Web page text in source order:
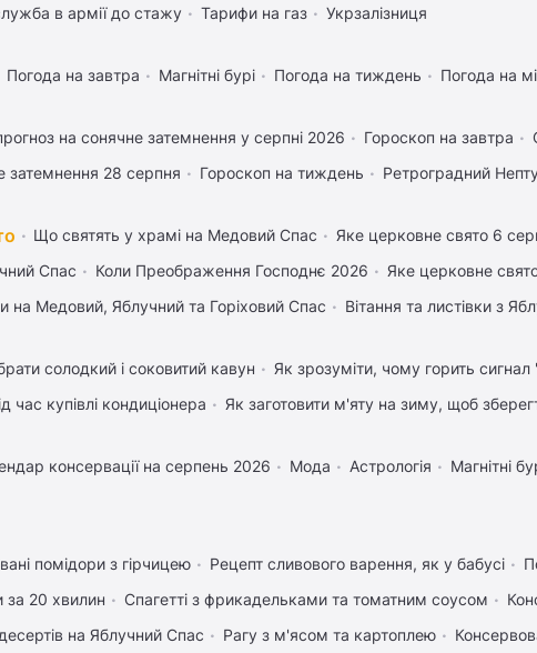
в армії до стажу
Тарифи на газ Укрзалізниця
Погода на завтра Магнітні бурі Погода на тиждень Погода на
на сонячне затемнення у серпні 2026 Гороскоп на завтра
затемнення 28 серпня
Гороскоп на тиждень Ретроградний
Що святять у храмі на Медовий Спас Яке церковне свято 6
Спас
Коли Преображення Господнє 2026
Яке церковне
Медовий, Яблучний та Горіховий Спас
Вітання та листівки з
солодкий і соковитий кавун Як зрозуміти, чому горить
час купівлі кондиціонера
Як заготовити м'яту на зиму, щоб
консервації на серпень 2026 Мода Астрологія Магнітні
помідори з гірчицею Рецепт сливового варення, як у бабусі
за 20 хвилин
Спагетті з фрикадельками та томатним соусом
на Яблучний Спас
Рагу з м'ясом та картоплею